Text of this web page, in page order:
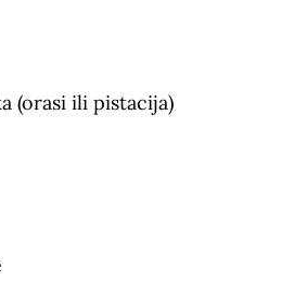
(orasi ili pistacija)